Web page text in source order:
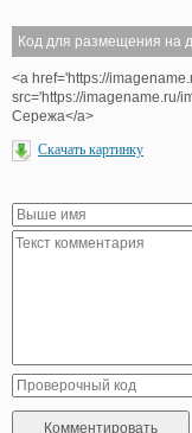
Код для размещения на
<a href='https://
src='https://imagename.ru/
Сережа</a>
Скачать картинку